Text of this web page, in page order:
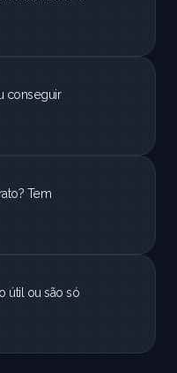
conseguir
Tem
útil ou são só